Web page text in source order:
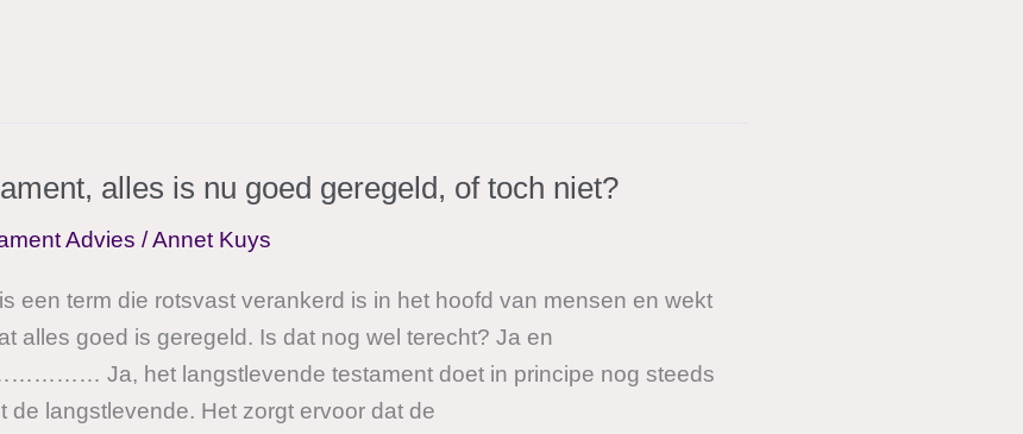
alles is nu goed geregeld, of toch niet?
Advies /Annet Kuys
een term die rotsvast verankerd is in het hoofd van mensen en wekt
alles goed is geregeld. Is dat nog wel terecht? Ja en
het langstlevende testament doet in principe nog steeds
de langstlevende. Het zorgt ervoor dat de